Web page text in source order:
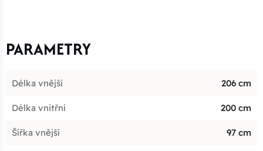
PARAMETRY
Délka vnější 206 cm
Délka vnitřní 200 cm
Šířka vnější 97 cm